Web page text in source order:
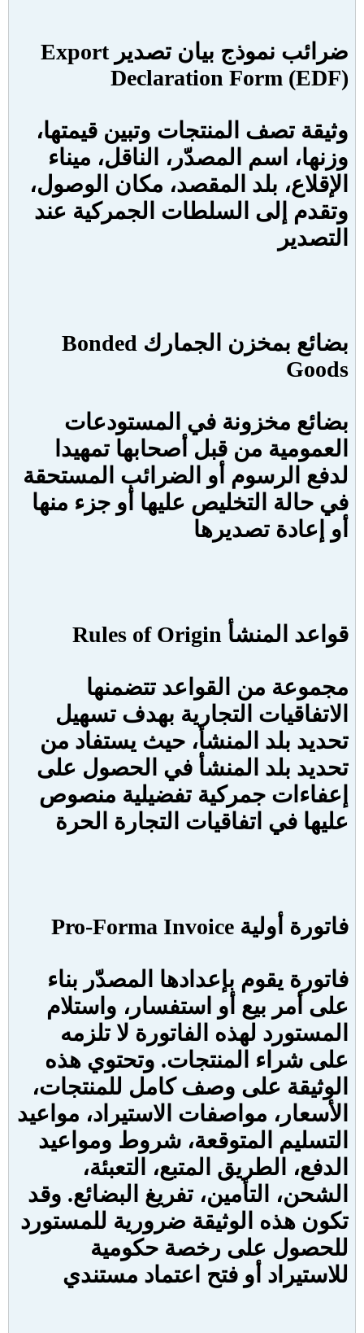
ضرائب نموذج بيان تصديرExport
Declaration Form (EDF)
وثيقة تصف المنتجات وتبين قيمتها،
وزنها، اسم المصدّر، الناقل، ميناء
الإقلاع، بلد المقصد، مكان الوصول،
وتقدم إلى السلطات الجمركية عند
التصدير
بضائع بمخزن الجمارك Bonded
Goods
بضائع مخزونة في المستودعات
العمومية من قبل أصحابها تمهيدا
لدفع الرسوم أو الضرائب المستحقة
في حالة التخليص عليها أو جزء منها
أو إعادة تصديرها
قواعد المنشأ Rules of Origin
مجموعة من القواعد تتضمنها
الاتفاقيات التجارية بهدف تسهيل
تحديد بلد المنشأ، حيث يستفاد من
تحديد بلد المنشأ في الحصول على
إعفاءات جمركية تفضيلية منصوص
عليها في اتفاقيات التجارة الحرة
فاتورة أولية Pro-Forma Invoice
فاتورة يقوم بإعدادها المصدّر بناء
على أمر بيع أو استفسار، واستلام
المستورد لهذه الفاتورة لا تلزمه
على شراء المنتجات. وتحتوي هذه
الوثيقة على وصف كامل للمنتجات،
الأسعار، مواصفات الاستيراد، مواعيد
التسليم المتوقعة، شروط ومواعيد
الدفع، الطريق المتبع، التعبئة،
الشحن، التأمين، تفريغ البضائع. وقد
تكون هذه الوثيقة ضرورية للمستورد
للحصول على رخصة حكومية
للاستيراد أو فتح اعتماد مستندي